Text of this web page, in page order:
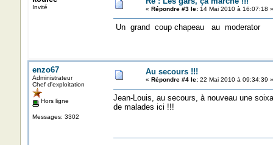
Invité « Répondre #3 le:14 Mai 2010 à 16:07:18 »
Un grand coup chapeau au moderator
enzo67
Administrateur
Chef d'exploitation
Hors ligne
Messages: 3302
Au secours !!!
« Répondre #4 le:22 Mai 2010 à 09:34:39 »
Jean-Louis, au secours, à nouveau une
de malades ici !!!